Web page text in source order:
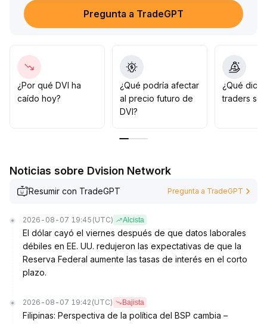
Se recomienda prestar atención a la actividad en la
cadena y a señales de ruptura con volumen; para el
haya una confirmación de volumen y precio
A mediano y largo plazo, es aconsejable aumentar
posiciones solo después de confirmar la tendencia,
para prevenir riesgos derivados de cambios repentinos
Pregunta a TradeGPT
¿Por qué DVI ha
caído hoy?
¿Qué podría afectar
al precio futuro de
DVI?
¿Qué
traders
Noticias sobre Dvision Network
Resumir con TradeGPT Pregunta a TradeGPT
2026-08-07 19:45 (UTC) Alcista
El dólar cayó el viernes después de que datos laborales
débiles en EE. UU. redujeron las expectativas de que la
Reserva Federal aumente las tasas de interés en el corto
plazo.
2026-08-07 19:42 (UTC) Bajista
Filipinas: Perspectiva de la política del BSP cambia –